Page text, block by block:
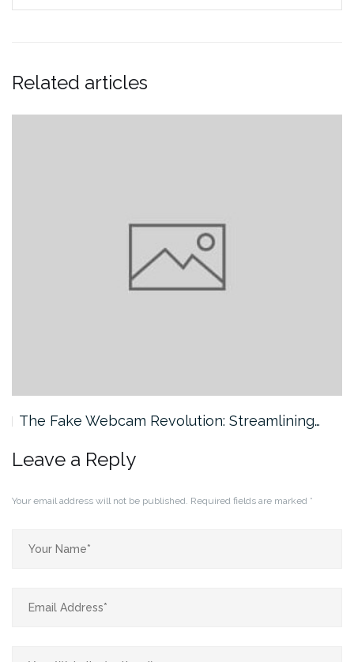
Related articles
The Fake Webcam Revolution: Streamlining…
Leave a Reply
Your email address will not be published. Required fields are marked *